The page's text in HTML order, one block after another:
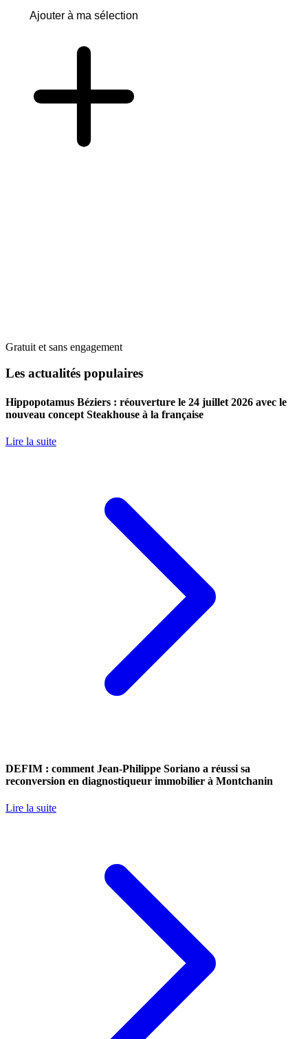
Ajouter à ma sélection
Gratuit et sans engagement
Les actualités populaires
Hippopotamus Béziers : réouverture le 24 juillet 2026 avec le
nouveau concept Steakhouse à la française
Lire la suite
DEFIM : comment Jean-Philippe Soriano a réussi sa
reconversion en diagnostiqueur immobilier à Montchanin
Lire la suite